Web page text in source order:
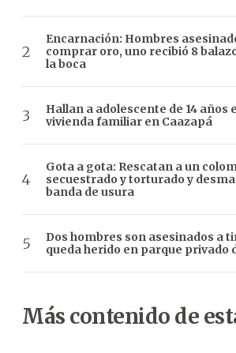
Encarnación: Hombres
comprar oro, uno recibió 8
la boca
Hallan a adolescente de 14 años
vivienda familiar en Caazapá
Gota a gota: Rescatan a un
secuestrado y torturado y
banda de usura
Dos hombres son asesinados a
queda herido en parque privado
Más contenido de